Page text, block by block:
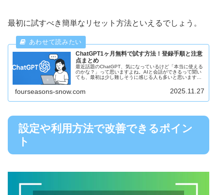
最初に試すべき簡単なリセット方法といえるでしょう。
ChatGPT1ヶ月無料で試す方法！登録手順と注意
点まとめ
最近話題のChatGPT、気になっているけど「本当に使える
のかな？」って思いますよね。AIと会話ができるって聞い
ても、最初は少し難しそうに感じる人も多いと思います。
fourseasons-snow.com 2025.11.27
設定や利用方法で改善できるポイン
ト